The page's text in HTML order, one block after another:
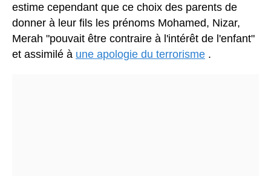
estime cependant que ce choix des parents de
donner à leur fils les prénoms Mohamed, Nizar,
Merah "pouvait être contraire à l'intérêt de l'enfant"
et assimilé à une apologie du terrorisme .